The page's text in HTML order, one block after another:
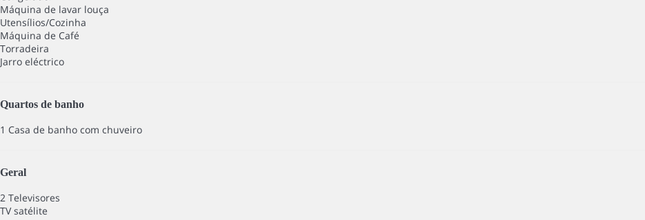
Máquina de lavar louça
Utensílios/Cozinha
Máquina de Café
Torradeira
Jarro eléctrico
Quartos de banho
1 Casa de banho com chuveiro
Geral
2 Televisores
TV satélite